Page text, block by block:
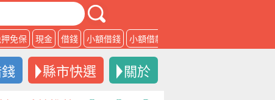
免保 現金 借錢 小額借錢 小額借款
縣市快選 關於